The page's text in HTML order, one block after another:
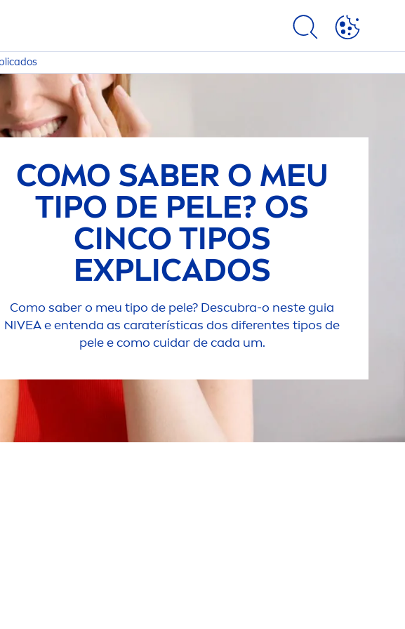
COMO SABER O MEU
TIPO DE PELE? OS
CINCO TIPOS
EXPLICADOS
Como saber o meu tipo de pele? Descubra-o neste guia
NIVEAe entenda as caraterísticas dos diferentes tipos de
pele e como cuidar de cada um.